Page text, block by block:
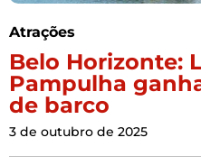
Atrações
Belo Horizonte:
Pampulha
de barco
3 de outubro de 2025